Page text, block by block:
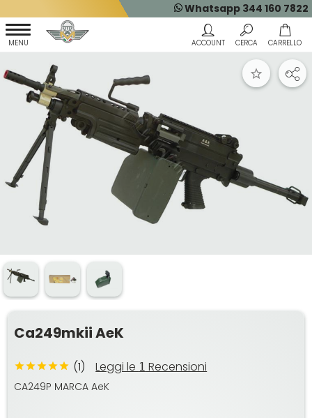
Whatsapp 344 160 7822
Ca249mkii AeK
(1) Leggi le 1 Recensioni
CA249P MARCA AeK